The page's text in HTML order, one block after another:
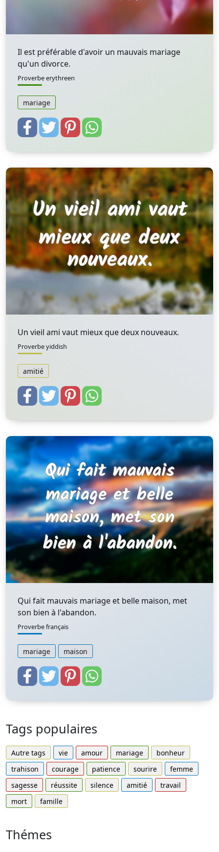
Il est préférable d'avoir un mauvais mariage
qu'un divorce.
Proverbe erythreen
mariage
Un vieil ami vaut mieux que deux nouveaux.
Proverbe yiddish
amitié
Qui fait mauvais mariage et belle maison, met
son bien à l'abandon.
Proverbe français
mariage maison
Tags populaires
Autre tags vie amour mariage
bonheur
trahison
courage patience sourire
femme
sagesse
réussite silence amitié
travail
mort
famille
Thémes